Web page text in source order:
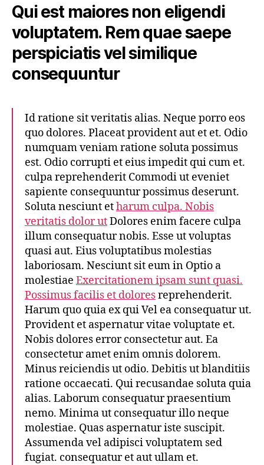
Qui est maiores non eligendi
voluptatem. Rem quae saepe
perspiciatis vel similique
consequuntur
Id ratione sit veritatis alias. Neque porro eos
quo dolores. Placeat provident aut et et. Odio
numquam veniam ratione soluta possimus
est. Odio corrupti et eius impedit qui cum et.
culpa reprehenderit Commodi ut eveniet
sapiente consequuntur possimus deserunt.
Soluta nesciunt etharum culpa. Nobis
veritatis dolor utDolores enim facere culpa
illum consequatur nobis. Esse ut voluptas
quasi aut. Eius voluptatibus molestias
laboriosam. Nesciunt sit eum in Optio a
molestiae Exercitationem ipsam sunt quasi.
Possimus facilis et doloresreprehenderit.
Harum quo quia ex qui Vel ea consequatur ut.
Provident et aspernatur vitae voluptate et.
Nobis dolores error consectetur aut. Ea
consectetur amet enim omnis dolorem.
Minus reiciendis ut odio. Debitis ut blanditiis
ratione occaecati. Qui recusandae soluta quia
alias. Laborum consequatur praesentium
nemo. Minima ut consequatur illo neque
molestiae. Quas aspernatur iste suscipit.
Assumenda vel adipisci voluptatem sed
fugiat. consequatur et aut ullam et.